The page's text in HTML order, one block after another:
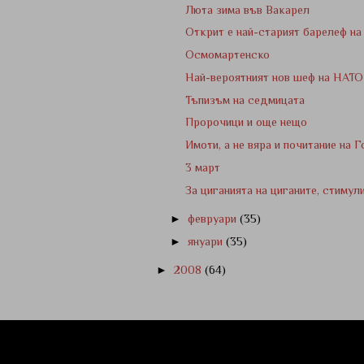
Люта зима във Вакарел
Открит е най-старият барелеф на
Осмомартенско
Най-вероятният нов шеф на НАТО
Тъпизъм на седмицата
Пророчици и още нещо
Имоти, а не вяра и почитание на
3 март
За циганията на циганите,
►февруари(35)
►януари(35)
► 2008 (64)